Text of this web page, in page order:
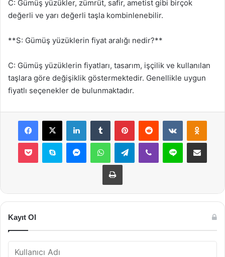
C: Gümüş yüzükler, zümrüt, safir, ametist gibi birçok
değerli ve yarı değerli taşla kombinlenebilir.
**S: Gümüş yüzüklerin fiyat aralığı nedir?**
C: Gümüş yüzüklerin fiyatları, tasarım, işçilik ve kullanılan
taşlara göre değişiklik göstermektedir. Genellikle uygun
fiyatlı seçenekler de bulunmaktadır.
Facebook
X LinkedInTumblr PinterestReddit VKontakte
Pocket Skype MessengerWhatsAppTelegramViber Line E-Posta ile
Yazdır
Kayıt Ol